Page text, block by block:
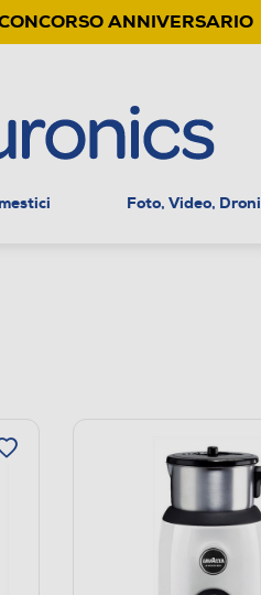
ANNIVERSARIO
Foto, Video, Droni